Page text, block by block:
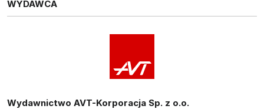
WYDAWCA
Wydawnictwo AVT-Korporacja Sp. z o.o.